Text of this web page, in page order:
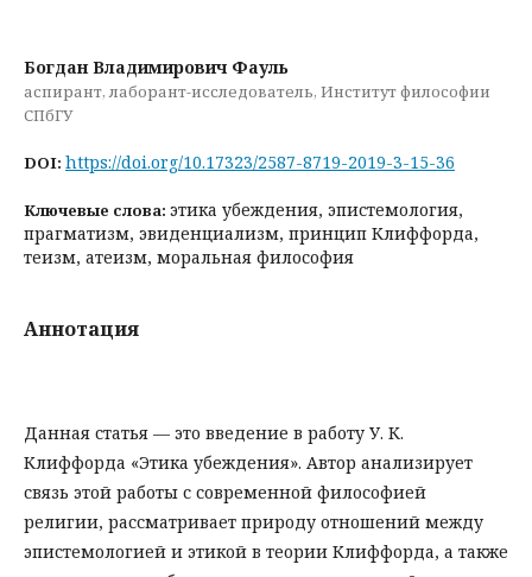
Богдан Владимирович Фауль
аспирант, лаборант-исследователь, Институт философии
СПбГУ
DOI: https://doi.org/10.17323/2587-8719-2019-3-15-36
Ключевые слова: этика убеждения, эпистемология,
прагматизм, эвиденциализм, принцип Клиффорда,
теизм, атеизм, моральная философия
Аннотация
Данная статья — это введение в работу У. К.
Клиффорда «Этика убеждения». Автор анализирует
связь этой работы с современной философией
религии, рассматривает природу отношений между
эпистемологией и этикой в теории Клиффорда, а также